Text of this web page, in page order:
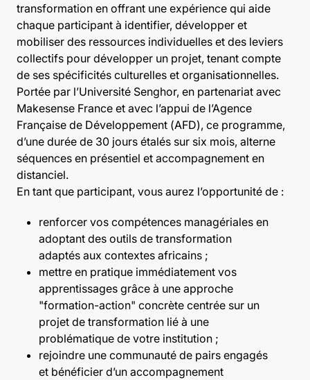
transformation en offrant une expérience qui aide
chaque participant à identifier, développer et
mobiliser des ressources individuelles et des leviers
collectifs pour développer un projet, tenant compte
de ses spécificités culturelles et organisationnelles.
Portée par l’Université Senghor, en partenariat avec
Makesense France et avec l’appui de l’Agence
Française de Développement (AFD), ce programme,
d’une durée de 30 jours étalés sur six mois, alterne
séquences en présentiel et accompagnement en
distanciel.
En tant que participant, vous aurez l’opportunité de :
renforcer vos compétences managériales en
adoptant des outils de transformation
adaptés aux contextes africains ;
mettre en pratique immédiatement vos
apprentissages grâce à une approche
"formation-action" concrète centrée sur un
projet de transformation lié à une
problématique de votre institution ;
rejoindre une communauté de pairs engagés
et bénéficier d’un accompagnement